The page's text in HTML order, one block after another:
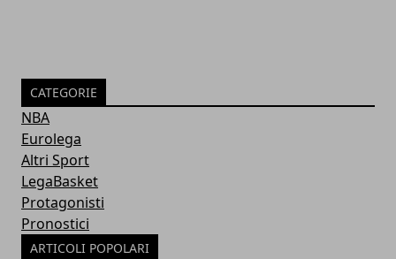
CATEGORIE
NBA
Eurolega
Altri Sport
LegaBasket
Protagonisti
Pronostici
ARTICOLI POPOLARI